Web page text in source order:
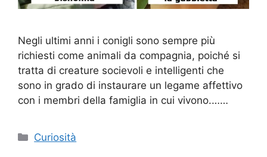
Negli ultimi anni i conigli sono sempre più
richiesti come animali da compagnia, poiché si
tratta di creature socievoli e intelligenti che
sono in grado di instaurare un legame affettivo
con i membri della famiglia in cui vivono.……
Categorie
Curiosità